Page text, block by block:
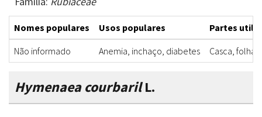
Nomes populares Usos populares
Partes
Não informado
Anemia, inchaço, diabetes Casca, folha
Hymenaea courbarilL.